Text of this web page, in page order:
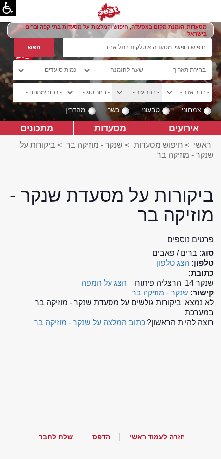
מסעדות, הזמנת מקום במסעדה, חיפוש והמלצות על מסעדות בתי קפה וברים
בישראל
צמחוני טבעוני כשר מהדרין
אירועים מסעדות מתכונים
ראשי > חיפוש מסעדות > שנקר - מוזיקה בר > ביקורות על
שנקר - מוזיקה בר
ביקורות על מסעדת שנקר -
מוזיקה בר
פרטים נוספים
סוג: ברים / פאבים
טלפון: הצג טלפון
כתובת:
שנקר 14, הרצליה פיתוח
הצג על המפה
קישור: שנקר - מוזיקה בר
לא נמצאו ביקורות גולשים על מסעדת שנקר - מוזיקה בר
במערכת.
רוצה להיות הראשון? כתוב המלצה על שנקר - מוזיקה בר
חזרה לעמוד ראשי הדפס שלח לחבר